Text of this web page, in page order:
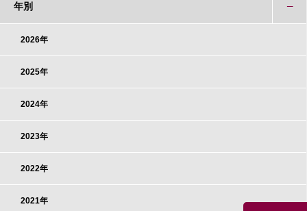
年別
2026年
2025年
2024年
2023年
2022年
2021年